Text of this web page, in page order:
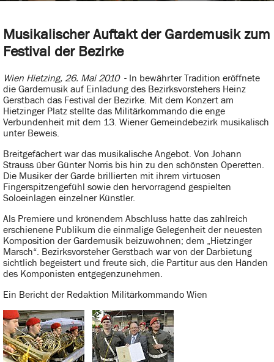
Musikalischer Auftakt der Gardemusik zum
Festival der Bezirke
Wien Hietzing, 26. Mai 2010 - In bewährter Tradition eröffnete
die Gardemusik auf Einladung des Bezirksvorstehers Heinz
Gerstbach das Festival der Bezirke. Mit dem Konzert am
Hietzinger Platz stellte das Militärkommando die enge
Verbundenheit mit dem 13. Wiener Gemeindebezirk musikalisch
unter Beweis.
Breitgefächert war das musikalische Angebot. Von Johann
Strauss über Günter Norris bis hin zu den schönsten Operetten.
Die Musiker der Garde brillierten mit ihrem virtuosen
Fingerspitzengefühl sowie den hervorragend gespielten
Soloeinlagen einzelner Künstler.
Als Premiere und krönendem Abschluss hatte das zahlreich
erschienene Publikum die einmalige Gelegenheit der neuesten
Komposition der Gardemusik beizuwohnen; dem „Hietzinger
Marsch“. Bezirksvorsteher Gerstbach war von der Darbietung
sichtlich begeistert und freute sich, die Partitur aus den Händen
des Komponisten entgegenzunehmen.
Ein Bericht der Redaktion Militärkommando Wien